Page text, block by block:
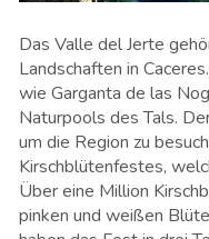
Das Valle del Jerte
Landschaften in
wie Garganta de las
Naturpools des Tals.
um die Region zu
Kirschblütenfestes,
Über eine Million
pinken und weißen